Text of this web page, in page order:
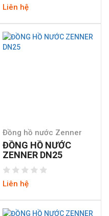
Liên hệ
Đồng hồ nước Zenner
ĐỒNG HỒ NƯỚC
ZENNER DN25
Liên hệ